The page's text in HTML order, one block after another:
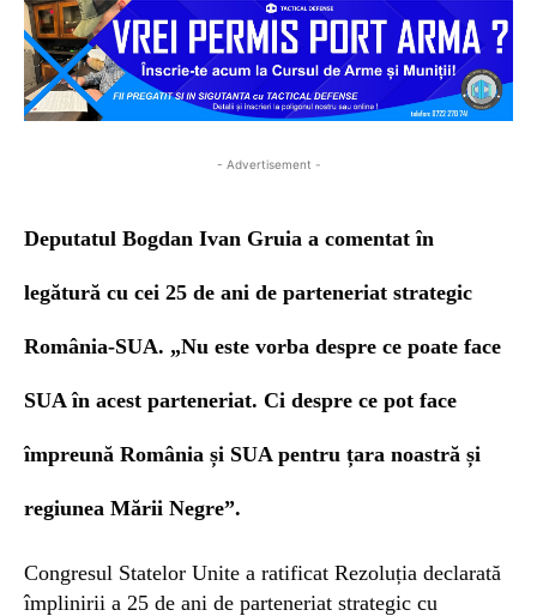
- Advertisement -
Deputatul Bogdan Ivan Gruia a comentat în
legătură cu cei 25 de ani de parteneriat strategic
România-SUA. „Nu este vorba despre ce poate face
SUA în acest parteneriat. Ci despre ce pot face
împreună România și SUA pentru țara noastră și
regiunea Mării Negre”.
Congresul Statelor Unite a ratificat Rezoluția declarată
împlinirii a 25 de ani de parteneriat strategic cu